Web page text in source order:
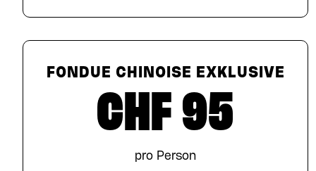
FONDUE CHINOISE EXKLUSIVE
CHF 95
pro Person